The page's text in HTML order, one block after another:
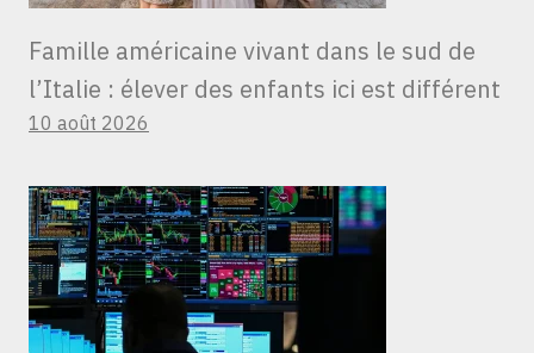
Famille américaine vivant dans le sud de
l’Italie : élever des enfants ici est différent
10 août 2026